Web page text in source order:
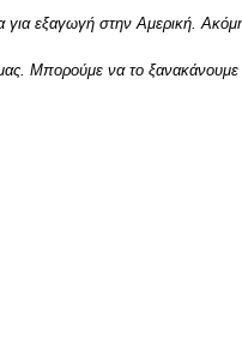
για εξαγωγή στην Αμερική.
Μπορούμε να το ξανακάνουμε